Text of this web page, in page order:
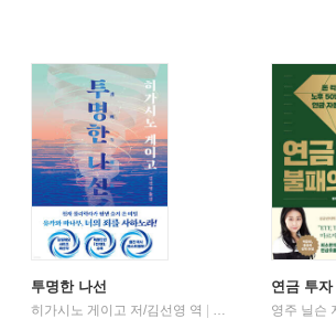
투명한 나선
히가시노 게이고 저/김선영 역
북다
연금 투자
영주 닐슨